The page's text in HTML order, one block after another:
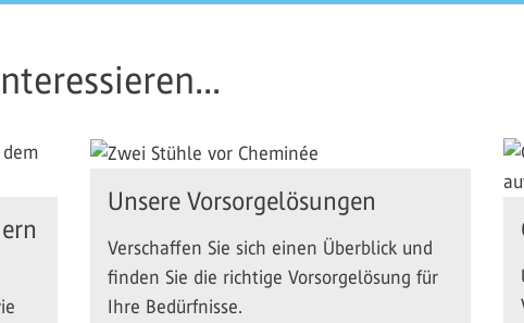
Unsere Vorsorgelösungen
Verschaffen Sie sich einen Überblick und
finden Sie die richtige Vorsorgelösung für
Ihre Bedürfnisse.